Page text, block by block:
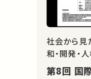
社会から見
和・開発・
第8